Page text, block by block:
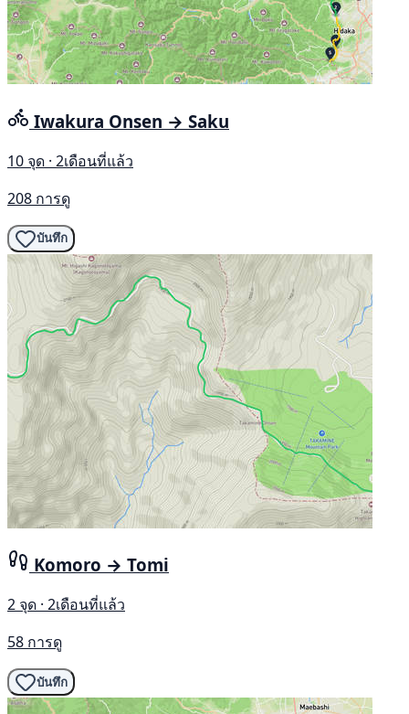
Iwakura Onsen → Saku
10 จุด · 2เดือนที่แล้ว
208 การดู
บันทึก
Komoro → Tomi
2 จุด · 2เดือนที่แล้ว
58 การดู
บันทึก